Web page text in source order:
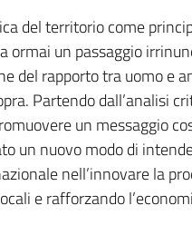
del territorio come
ormai un passaggio
del rapporto tra uomo e
Partendo dall’analisi
un messaggio
un nuovo modo di
nell’innovare la
e rafforzando